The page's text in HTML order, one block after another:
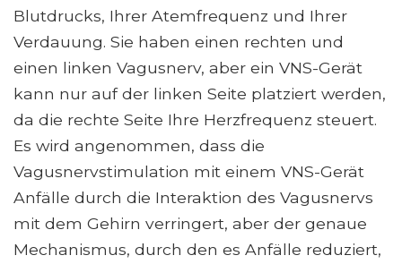
Blutdrucks, Ihrer Atemfrequenz und Ihrer
Verdauung. Sie haben einen rechten und
einen linken Vagusnerv, aber ein VNS-Gerät
kann nur auf der linken Seite platziert werden,
da die rechte Seite Ihre Herzfrequenz steuert.
Es wird angenommen, dass die
Vagusnervstimulation mit einem VNS-Gerät
Anfälle durch die Interaktion des Vagusnervs
mit dem Gehirn verringert, aber der genaue
Mechanismus, durch den es Anfälle reduziert,